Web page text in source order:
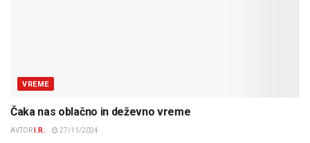
VREME
Čaka nas oblačno in deževno vreme
AVTOR I.R. 27/11/2024